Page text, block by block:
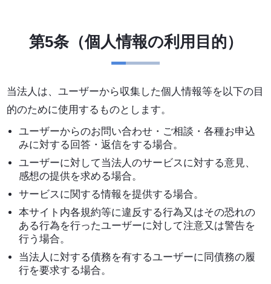
第5条（個人情報の利用目的）
当法人は、ユーザーから収集した個人情報等を以下の目
的のために使用するものとします。
ユーザーからのお問い合わせ・ご相談・各種お申込
みに対する回答・返信をする場合。
ユーザーに対して当法人のサービスに対する意見、
感想の提供を求める場合。
サービスに関する情報を提供する場合。
本サイト内各規約等に違反する行為又はその恐れの
ある行為を行ったユーザーに対して注意又は警告を
行う場合。
当法人に対する債務を有するユーザーに同債務の履
行を要求する場合。